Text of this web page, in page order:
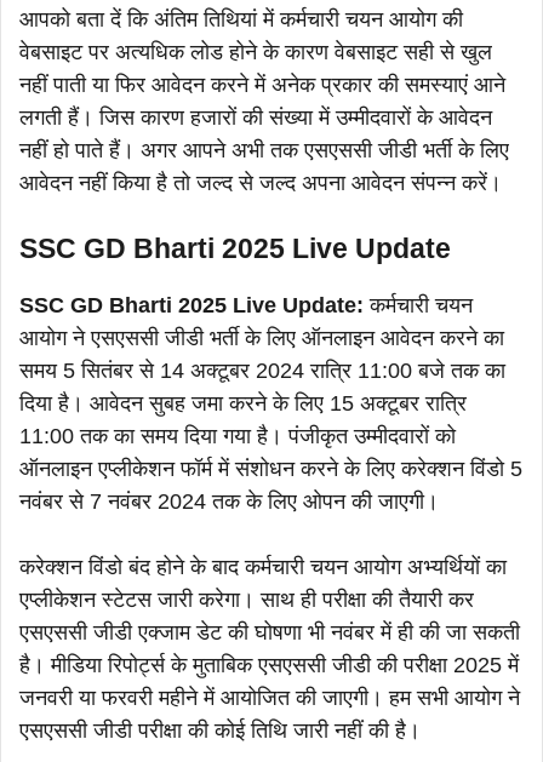
आपको बता दें कि अंतिम तिथियां में कर्मचारी चयन आयोग की
वेबसाइट पर अत्यधिक लोड होने के कारण वेबसाइट सही से खुल
नहीं पाती या फिर आवेदन करने में अनेक प्रकार की समस्याएं आने
लगती हैं। जिस कारण हजारों की संख्या में उम्मीदवारों के आवेदन
नहीं हो पाते हैं। अगर आपने अभी तक एसएससी जीडी भर्ती के लिए
आवेदन नहीं किया है तो जल्द से जल्द अपना आवेदन संपन्न करें।
SSC GD Bharti 2025 Live Update
SSC GD Bharti 2025 Live Update: कर्मचारी चयन
आयोग ने एसएससी जीडी भर्ती के लिए ऑनलाइन आवेदन करने का
समय 5 सितंबर से 14 अक्टूबर 2024 रात्रि 11:00 बजे तक का
दिया है। आवेदन सुबह जमा करने के लिए 15 अक्टूबर रात्रि
11:00 तक का समय दिया गया है। पंजीकृत उम्मीदवारों को
ऑनलाइन एप्लीकेशन फॉर्म में संशोधन करने के लिए करेक्शन विंडो 5
नवंबर से 7 नवंबर 2024 तक के लिए ओपन की जाएगी।
करेक्शन विंडो बंद होने के बाद कर्मचारी चयन आयोग अभ्यर्थियों का
एप्लीकेशन स्टेटस जारी करेगा। साथ ही परीक्षा की तैयारी कर
एसएससी जीडी एक्जाम डेट की घोषणा भी नवंबर में ही की जा सकती
है। मीडिया रिपोर्ट्स के मुताबिक एसएससी जीडी की परीक्षा 2025 में
जनवरी या फरवरी महीने में आयोजित की जाएगी। हम सभी आयोग ने
एसएससी जीडी परीक्षा की कोई तिथि जारी नहीं की है।